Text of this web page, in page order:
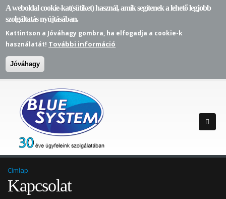
A weboldal cookie-kat(sütiket) használ, amik segítenek a lehető legjobb
szolgáltatás nyújtásában.
Kattintson a Jóváhagy gombra, ha elfogadja a cookie-k
használatát! További információ
Jóváhagy
Címlap
Kapcsolat